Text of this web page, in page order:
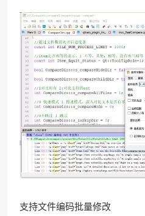
支持文件编码批量修改